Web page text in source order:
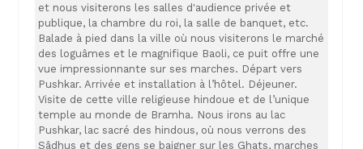
et nous visiterons les salles d'audience privée et
publique, la chambre du roi, la salle de banquet, etc.
Balade à pied dans la ville où nous visiterons le marché
des loguâmes et le magnifique Baoli, ce puit offre une
vue impressionnante sur ses marches. Départ vers
Pushkar. Arrivée et installation à l’hôtel. Déjeuner.
Visite de cette ville religieuse hindoue et de l’unique
temple au monde de Bramha. Nous irons au lac
Pushkar, lac sacré des hindous, où nous verrons des
Sâdhus et des gens se baigner sur les Ghats, marches